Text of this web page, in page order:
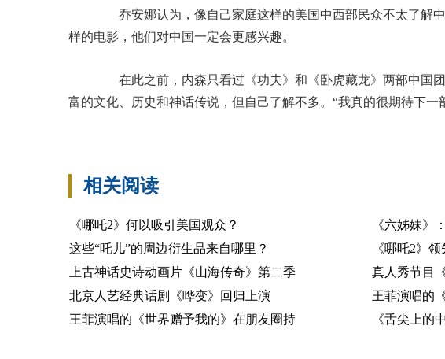
乔安娜认为，像自己家庭这样的美国中西部民众不太了解
样的电影，他们对中国一定会更感兴趣。
在此之前，内森只看过《功夫》和《卧虎藏龙》两部中国
富的文化、历史和神话传说，但自己了解不多。“我真的很期待下一
相关阅读
《哪吒2》何以吸引美国观众？
《六姊妹》
这些“吒儿”的周边衍生品来自哪里？
《哪吒2》
上古神话史诗动画片《山海传奇》第二季
真人秀节目
北京人艺经典话剧《哗变》回归上演
王菲演唱的
王菲演唱的《世界赠予我的》在朋友圈持
《舌尖上的